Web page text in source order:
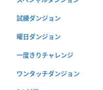
試練ダンジョン
曜日ダンジョン
一度きりチャレンジ
ワンタッチダンジョン